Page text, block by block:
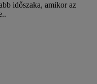
időszaka, amikor az